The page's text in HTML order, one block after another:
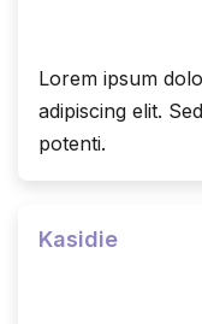
Lorem ipsum
adipiscing elit.
potenti.
Kasidie